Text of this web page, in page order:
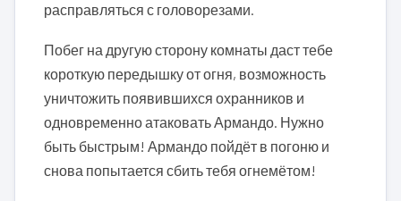
расправляться с головорезами.
Побег на другую сторону комнаты даст тебе
короткую передышку от огня, возможность
уничтожить появившихся охранников и
одновременно атаковать Армандо. Нужно
быть быстрым! Армандо пойдёт в погоню и
снова попытается сбить тебя огнемётом!